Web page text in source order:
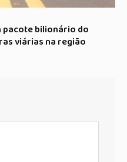
pacote bilionário do
viárias na região